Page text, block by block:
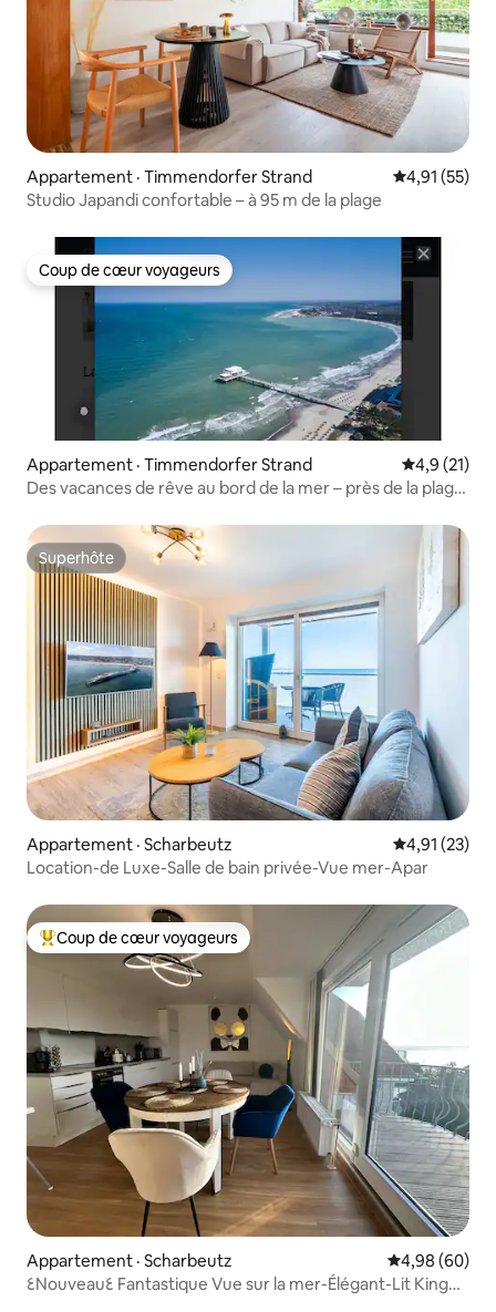
Appartement · Timmendorfer Strand Note
4,91 (55)
Studio Japandi confortable – à 95 m de la plage
Coup de cœur voyageurs
Coup de cœur voyageurs
Appartement · Timmendorfer Strand Note
4,9 (21)
Des vacances de rêve au bord de la mer – près de la plage,
Superhôte
Superhôte
Appartement · Scharbeutz Note
4,91 (23)
Location-de Luxe-Salle de bain privée-Vue mer-Apar
Coup de cœur voyageurs parmi les plus aimés
Coup de cœur voyageurs
Appartement · Scharbeutz Note
4,98 (60)
٤Nouveau٤ Fantastique Vue sur la mer-Élégant-Lit King